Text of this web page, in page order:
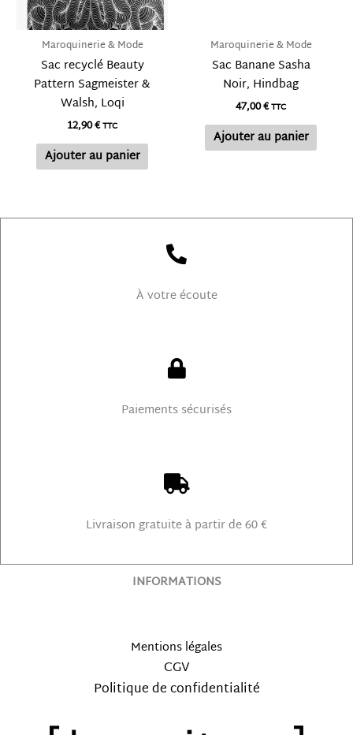
Maroquinerie & Mode
Sac recyclé Beauty
Pattern Sagmeister &
Walsh, Loqi
12,90€TTC
Ajouter au panier
Maroquinerie & Mode
Sac Banane Sasha
Noir, Hindbag
47,00€TTC
Ajouter au panier
À votre écoute
Paiements sécurisés
Livraison gratuite à partir de 60 €
INFORMATIONS
Mentions légales
CGV
Politique de confidentialité